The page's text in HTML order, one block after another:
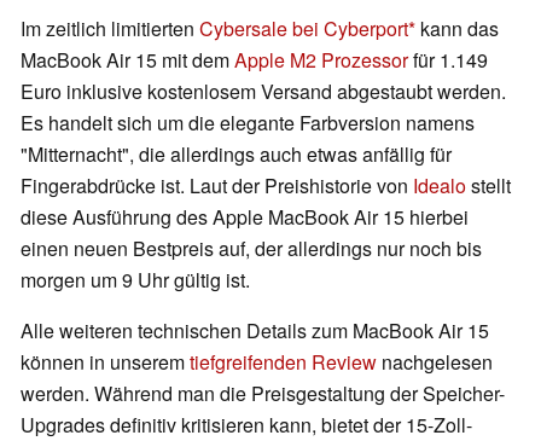
Im zeitlich limitierten Cybersale bei Cyberport kann das
MacBook Air 15 mit demApple M2 Prozessorfür 1.149
Euro inklusive kostenlosem Versand abgestaubt werden.
Es handelt sich um die elegante Farbversion namens
"Mitternacht", die allerdings auch etwas anfällig für
Fingerabdrücke ist. Laut der Preishistorie von Idealostellt
diese Ausführung des Apple MacBook Air 15 hierbei
einen neuen Bestpreis auf, der allerdings nur noch bis
morgen um 9 Uhr gültig ist.
Alle weiteren technischen Details zum MacBook Air 15
können in unseremtiefgreifenden Review nachgelesen
werden. Während man die Preisgestaltung der Speicher-
Upgrades definitiv kritisieren kann, bietet der 15-Zoll-